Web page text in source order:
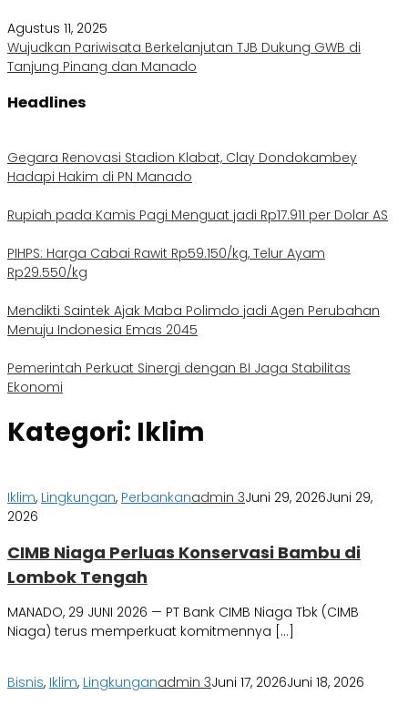
Agustus 11, 2025
Wujudkan Pariwisata Berkelanjutan TJB Dukung GWB di
Tanjung Pinang dan Manado
Headlines
Gegara Renovasi Stadion Klabat, Clay Dondokambey
Hadapi Hakim di PN Manado
Rupiah pada Kamis Pagi Menguat jadi Rp17.911 per Dolar AS
PIHPS: Harga Cabai Rawit Rp59.150/kg, Telur Ayam
Rp29.550/kg
Mendikti Saintek Ajak Maba Polimdo jadi Agen Perubahan
Menuju Indonesia Emas 2045
Pemerintah Perkuat Sinergi dengan BI Jaga Stabilitas
Ekonomi
Kategori: Iklim
Iklim, Lingkungan, Perbankanadmin 3Juni 29, 2026Juni 29,
2026
CIMB Niaga Perluas Konservasi Bambu di
Lombok Tengah
MANADO, 29 JUNI 2026 — PT Bank CIMB Niaga Tbk (CIMB
Niaga) terus memperkuat komitmennya […]
Bisnis, Iklim, Lingkunganadmin 3Juni 17, 2026Juni 18, 2026